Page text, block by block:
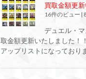
買取金額更新
16件のビュー |
デュエル・
取金額更新いたしました！
アップリストになっており